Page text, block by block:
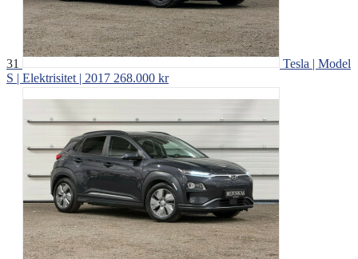
31
Tesla | Model
S | Elektrisitet | 2017 268.000 kr